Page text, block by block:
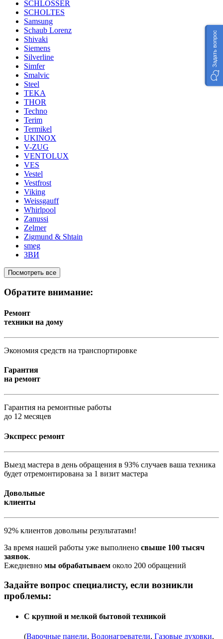
SCHLOSSER
SCHOLTES
Samsung
Schaub Lorenz
Shivaki
Siemens
Silverline
Simfer
Smalvic
Steel
TEKA
THOR
Techno
Terim
Termikel
UKINOX
V-ZUG
VENTOLUX
VES
Vestel
Vestfrost
Viking
Weissgauff
Whirlpool
Zanussi
Zelmer
Zigmund & Shtain
smeg
ЗВИ
Посмотреть все
Обратите внимание:
Ремонт
техники на дому
Экономия средств на транспортировке
Гарантия
на ремонт
Гарантия на ремонтные работы
до 12 месяцев
Экспресс ремонт
Выезд мастера в день обращения в 93% случаев ваша техника
будет отремонтирована за 1 визит мастера
Довольные
клиенты
92% клиентов довольны результатами!
За время нашей работы уже выполнено свыше 100 тысяч
заявок.
Ежедневно мы обрабатываем около 200 обращений
Задайте вопрос специалисту, если возникли
проблемы:
С крупной и мелкой бытовой техникой
(Варочные панели, Водонагреватели, Газовые духовки,
Задать вопрос